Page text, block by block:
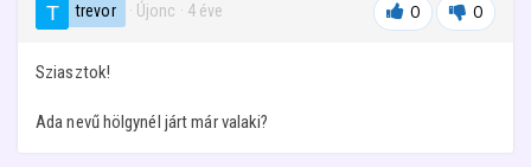
trevor · Újonc · 4 éve 0 0
Sziasztok!
Ada nevű hölgynél járt már valaki?